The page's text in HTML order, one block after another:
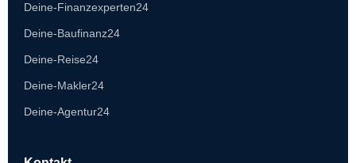
Deine-Finanzexperten24
Deine-Baufinanz24
Deine-Reise24
Deine-Makler24
Deine-Agentur24